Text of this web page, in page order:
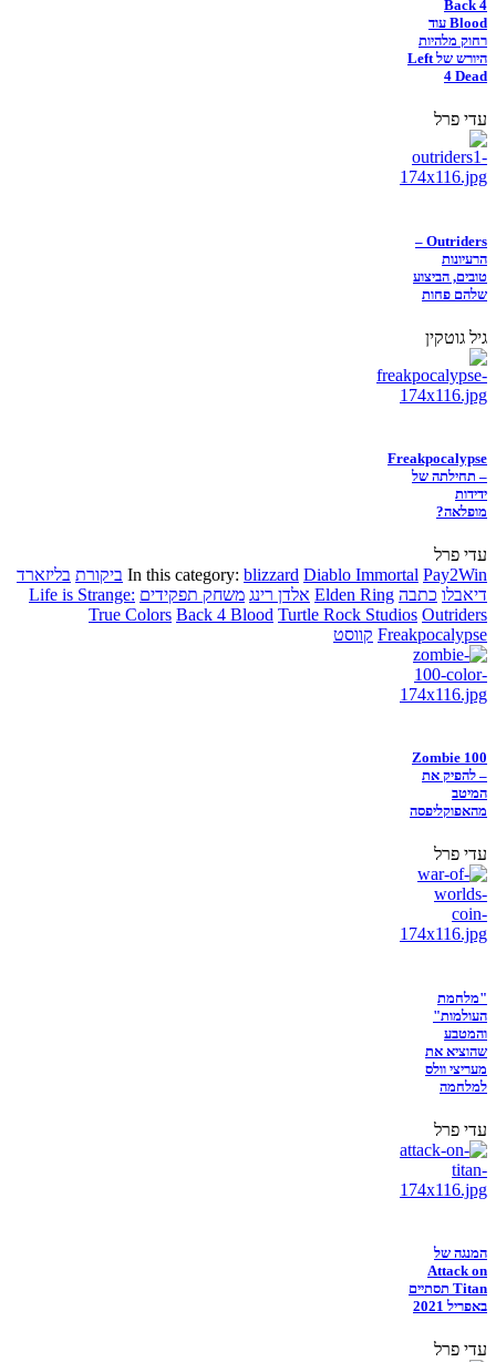
Back 4
Blood עוד
רחוק מלהיות
היורש של Left
4 Dead
עדי פרל
Outriders –
הרעיונות
טובים, הביצוע
שלהם פחות
גיל גוטקין
Freakpocalypse
– תחילתה של
ידידות
מופלאה?
עדי פרל
In this category: blizzard Diablo Immortal Pay2Win ביקורת בליזארד
דיאבלו כתבה Elden Ring אלדן רינג משחק תפקידים Life is Strange:
True Colors Back 4 Blood Turtle Rock Studios Outriders
Freakpocalypse קווסט
Zombie 100
– להפיק את
המיטב
מהאפוקליפסה
עדי פרל
"מלחמת
העולמות"
והמטבע
שהוציא את
מעריצי וולס
למלחמה
עדי פרל
המנגה של
Attack on
Titan תסתיים
באפריל 2021
עדי פרל